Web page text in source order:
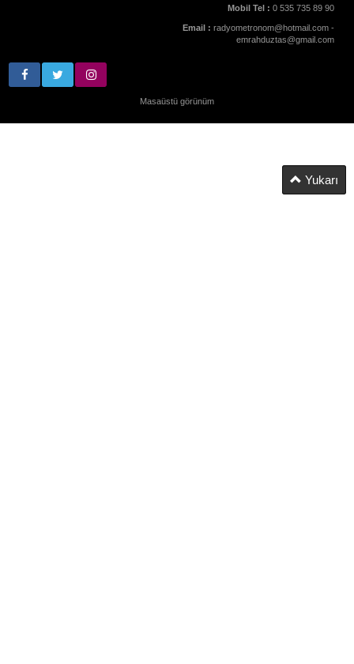
Mobil Tel : 0 535 735 89 90
Email : radyometronom@hotmail.com -
emrahduztas@gmail.com
Masaüstü görünüm
Yukarı